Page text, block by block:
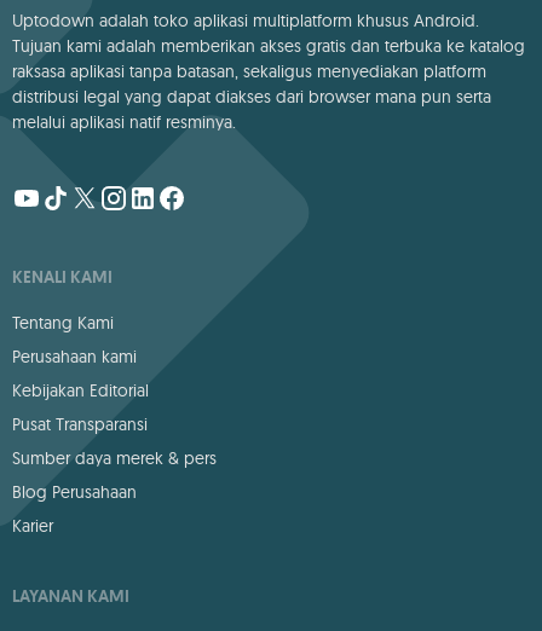
Uptodown adalah toko aplikasi multiplatform khusus Android.
Tujuan kami adalah memberikan akses gratis dan terbuka ke katalog
raksasa aplikasi tanpa batasan, sekaligus menyediakan platform
distribusi legal yang dapat diakses dari browser mana pun serta
melalui aplikasi natif resminya.
KENALI KAMI
Tentang Kami
Perusahaan kami
Kebijakan Editorial
Pusat Transparansi
Sumber daya merek & pers
Blog Perusahaan
Karier
LAYANAN KAMI